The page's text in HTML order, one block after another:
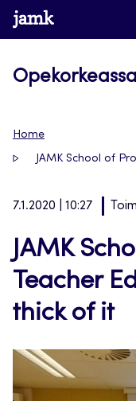
Siirry
suoraan
www.jamk.fi
Home
JAMK School of
7.1.2020 | 10:27
JAMK
Teacher
thick of it